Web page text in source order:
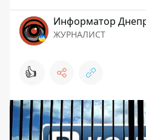
Информатор
ЖУРНАЛИСТ
👍